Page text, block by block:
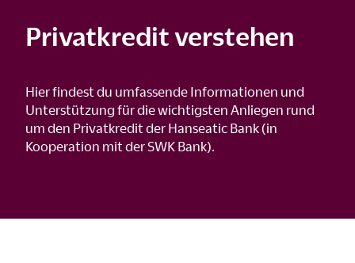
Privatkredit verstehen
Hier findest du umfassende Informationen und
Unterstützung für die wichtigsten Anliegen rund
um den Privatkredit der Hanseatic Bank (in
Kooperation mit der SWK Bank).